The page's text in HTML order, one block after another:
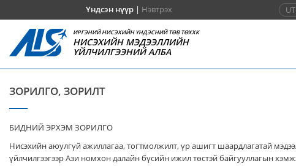
Үндсэн нүүр| Нэвтрэх
ИРГЭНИЙ НИСЭХИЙН ҮНДЭСНИЙ ТӨВ ТӨХХК
НИСЭХИЙН МЭДЭЭЛЛИЙН
ҮЙЛЧИЛГЭЭНИЙ АЛБА
ЗОРИЛГО, ЗОРИЛТ
БИДНИЙ ЭРХЭМ ЗОРИЛГО
Нисэхийн аюулгүй ажиллагаа, тогтмолжилт, үр ашигт шаардлагатай
үйлчилгээгээр Ази номхон далайн бүсийн ижил төстэй байгууллагын